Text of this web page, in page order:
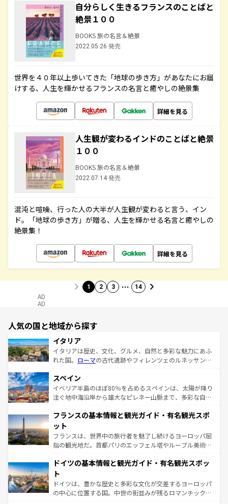
自分らしく生きるフランスのことばと
絶景１００
BOOKS 旅の名言＆絶景
2022.05.26 発売
世界を４０年以上歩いてきた「地球の歩き方」があなたにお届
けする、人生を輝かせるフランスの名言と癒やしの絶景集
詳細を見る
人生観が変わるインドのことばと絶景
１００
BOOKS 旅の名言＆絶景
2022.07.14 発売
混沌と喧噪、行った人の大半が人生観が変わると言う、イン
ド。「地球の歩き方」が贈る、人生を輝かせる名言と癒やしの
絶景集！
詳細を見る
1 2 3 … 14
AD
AD
人気の国と地域から探す
イタリア
イタリアは歴史、文化、グルメ、自然と多彩な魅力にあふ
れた国。 ローマの古代遺跡やフィレンツェのルネッサンス
ろん、トスカーナの美しい田園風景やアマルフィ海岸の絶
景など、自然景観も見逃せない。観光の合間には、本場の
ピザやパスタなど、絶品のイタリア料理を堪能することも
ませてくれるイタリアで、忘れられない旅をしてみよう！
なお、新着のイタリア情報は
しい。
スペイン
イベリア半島のほぼ80％を占めるスペインは、太陽が降り
注ぐ地中海沿岸から雄大なピレネー山脈まで、多彩な自然
文化が根付くこの国では、情熱的なフラメンコ、熱気あふ
れる闘牛、そして美味しいタパスが生活の一部となってい
る。首都マドリードの洗練された雰囲気や、バルセロナの
アートに溢れた街角から、地方では古代ローマ遺跡や中世
せる。地方によって風土や気候が異なるスペインはその個
ンテンツ一覧 を参照してほしい。
フランスの基本情報と観光ガイド・有名観光スポ
ット
フランスは、世界中の旅行者を魅了し続けるヨーロッパ屈
指の観光地だ。首都パリのエッフェル塔やルーブル美術館
で、幅広い魅力が詰まっている。華麗な宮殿、歴史的な大
聖堂、美しいビーチ、そして豊かな自然が、訪れる者を心
から魅了する。また、フランスは美食の国としても知ら
れ、フランス料理はユネスコ無形文化遺産にも登録されて
ドイツの基本情報と観光ガイド・有名観光スポッ
ト
ドイツは、豊かな歴史と多彩な文化が交差するヨーロッパ
の中心に位置する国。中世の街並みが残るロマンチック街